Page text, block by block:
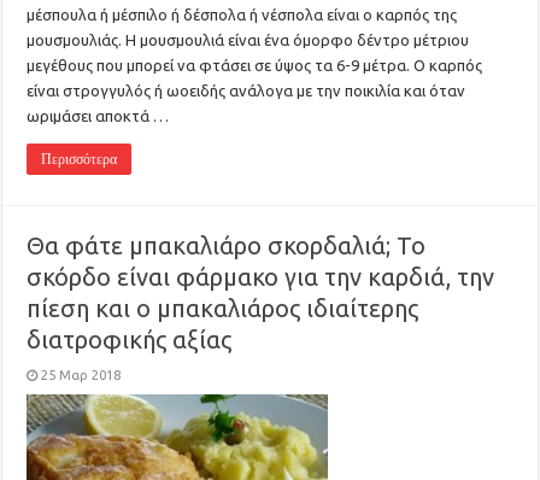
μέσπουλα ή μέσπιλο ή δέσπολα ή νέσπολα είναι ο καρπός της
μουσμουλιάς. Η μουσμουλιά είναι ένα όμορφο δέντρο μέτριου
μεγέθους που μπορεί να φτάσει σε ύψος τα 6-9 μέτρα. Ο καρπός
είναι στρογγυλός ή ωοειδής ανάλογα με την ποικιλία και όταν
ωριμάσει αποκτά …
Περισσότερα
Θα φάτε μπακαλιάρο σκορδαλιά; Το
σκόρδο είναι φάρμακο για την καρδιά, την
πίεση και ο μπακαλιάρος ιδιαίτερης
διατροφικής αξίας
25 Μαρ 2018